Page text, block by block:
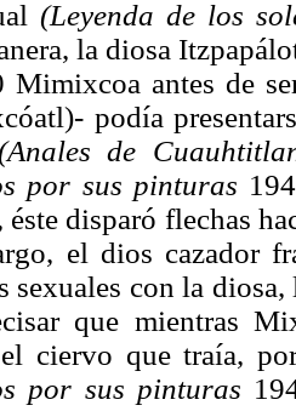
(Leyenda de los
la diosa
Mimixcoa antes de
podía
de
por sus pinturas
disparó flechas
el dios cazador
sexuales con la
que mientras
ciervo que traía,
por sus pinturas